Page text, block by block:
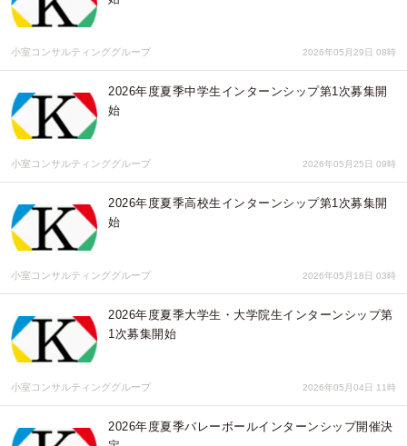
小室コンサルティンググループ 2026年05月29日 08時
2026年度夏季中学生インターンシップ第1次募集開
始
小室コンサルティンググループ 2026年05月25日 09時
2026年度夏季高校生インターンシップ第1次募集開
始
小室コンサルティンググループ 2026年05月18日 03時
2026年度夏季大学生・大学院生インターンシップ第
1次募集開始
小室コンサルティンググループ 2026年05月04日 11時
2026年度夏季バレーボールインターンシップ開催決